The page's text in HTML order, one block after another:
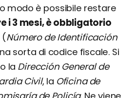
modo è possibile restare
i 3 mesi, è obbligatorio
(Número de Identificación
sorta di codice fiscale. Si
la Dirección General de
Civil, la Oficina de